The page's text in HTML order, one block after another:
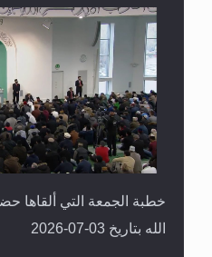
خطبة الجمعة التي ألقاها
الله بتاريخ 03-07-2026